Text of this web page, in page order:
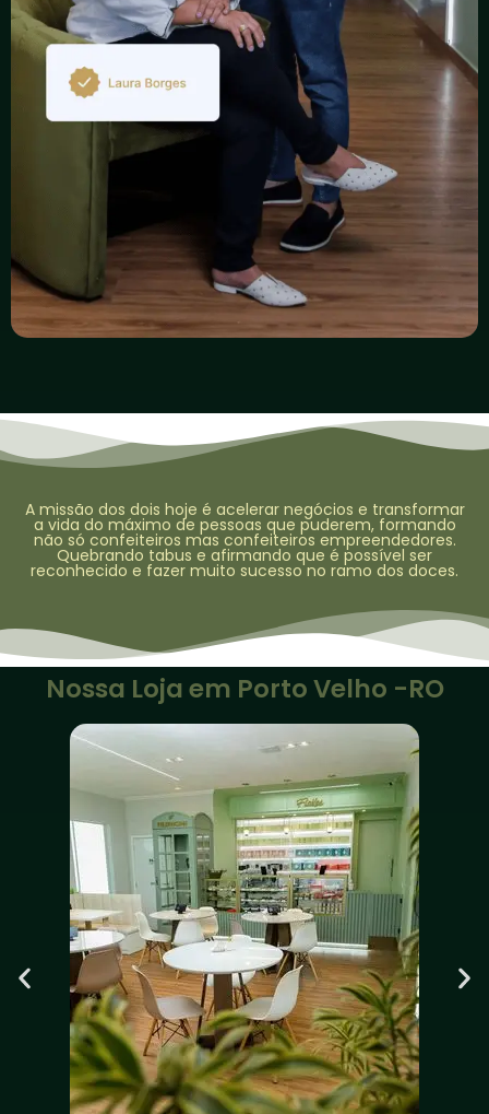
A missão dos dois hoje é acelerar negócios e transformar
a vida do máximo de pessoas que puderem, formando
não só confeiteiros mas confeiteiros empreendedores.
Quebrando tabus e afirmando que é possível ser
reconhecido e fazer muito sucesso no ramo dos doces.
Nossa Loja em Porto Velho -RO